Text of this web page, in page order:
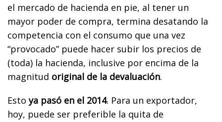
el mercado de hacienda en pie, al tener un
mayor poder de compra, termina desatando la
competencia con el consumo que una vez
“provocado” puede hacer subir los precios de
(toda) la hacienda, inclusive por encima de la
magnitud original de la devaluación.
Estoya pasó en el 2014. Para un exportador,
hoy, puede ser preferible la quita de